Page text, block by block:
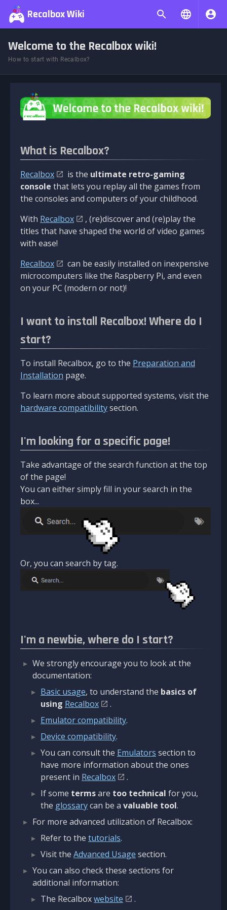
Recalbox Wiki
Welcome to the Recalbox wiki!
How to start with Recalbox?
What is Recalbox?
Recalbox is the ultimate retro-gaming
console that lets you replay all the games from
the consoles and computers of your childhood.
With Recalbox
, (re)discover and (re)play the
titles that have shaped the world of video games
with ease!
Recalbox
can be easily installed on inexpensive
microcomputers like the Raspberry Pi, and even
on your PC (modern or not)!
I want to install Recalbox! Where do I
start?
To install Recalbox, go to the Preparation and
Installation page.
To learn more about supported systems, visit the
hardware compatibilitysection.
I'm looking for a specific page!
Take advantage of the search function at the top
of the page!
You can either simply fill in your search in the
box...
Or, you can search by tag.
I'm a newbie, where do I start?
We strongly encourage you to look at the
documentation:
Basic usage, to understand the basics of
using Recalbox
.
Emulator compatibility.
Device compatibility.
You can consult the Emulators section to
have more information about the ones
present in Recalbox
.
If some termsare too technical for you,
the glossarycan be a valuable tool.
For more advanced utilization of Recalbox:
Refer to the tutorials.
Visit the Advanced Usage section.
You can also check these sections for
additional information:
The Recalboxwebsite
.